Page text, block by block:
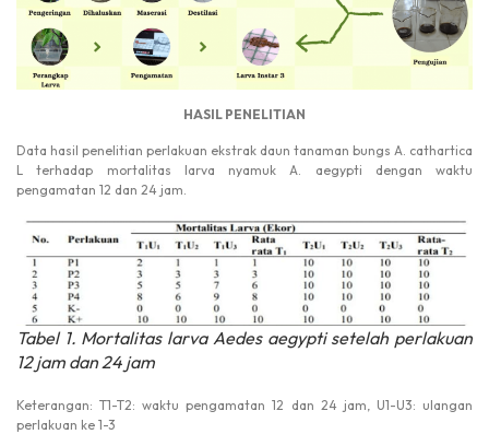
HASIL PENELITIAN
Data hasil penelitian perlakuan ekstrak daun tanaman bungs A. cathartica
L terhadap mortalitas larva nyamuk A. aegypti dengan waktu
pengamatan 12 dan 24 jam.
Tabel 1. Mortalitas larva Aedes aegypti setelah perlakuan
12 jam dan 24 jam
Keterangan: T1-T2: waktu pengamatan 12 dan 24 jam, U1-U3: ulangan
perlakuan ke 1-3